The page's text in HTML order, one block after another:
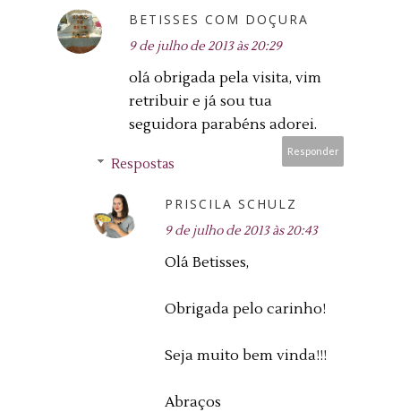
BETISSES COM DOÇURA
9 de julho de 2013 às 20:29
olá obrigada pela visita, vim
retribuir e já sou tua
seguidora parabéns adorei.
Responder
Respostas
PRISCILA SCHULZ
9 de julho de 2013 às 20:43
Olá Betisses,
Obrigada pelo carinho!
Seja muito bem vinda!!!
Abraços